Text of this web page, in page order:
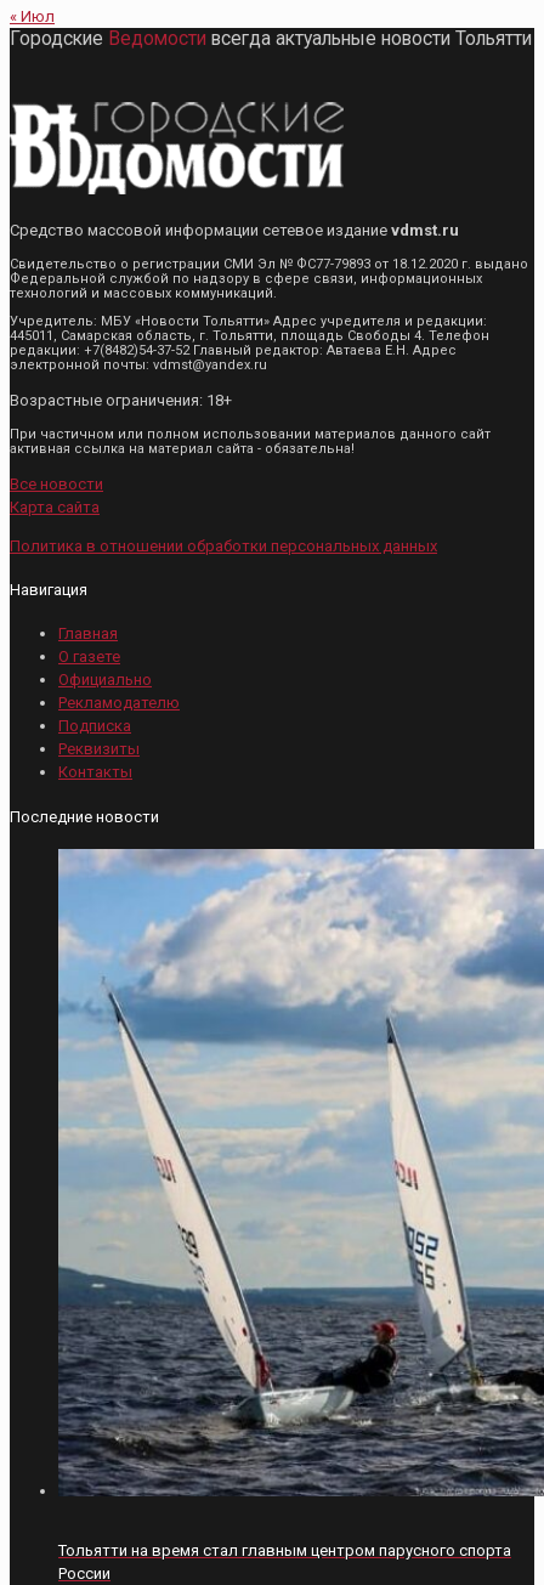
« Июл
Городские Ведомости всегда актуальные новости Тольятти
Средство массовой информации сетевое издание vdmst.ru
Свидетельство о регистрации СМИ Эл № ФС77-79893 от 18.12.2020 г. выдано
Федеральной службой по надзору в сфере связи, информационных
технологий и массовых коммуникаций.
Учредитель: МБУ «Новости Тольятти» Адрес учредителя и редакции:
445011, Самарская область, г. Тольятти, площадь Свободы 4. Телефон
редакции: +7(8482)54-37-52 Главный редактор: Автаева Е.Н. Адрес
электронной почты: vdmst@yandex.ru
Возрастные ограничения: 18+
При частичном или полном использовании материалов данного сайт
активная ссылка на материал сайта - обязательна!
Все новости
Карта сайта
Политика в отношении обработки персональных данных
Навигация
Главная
О газете
Официально
Рекламодателю
Подписка
Реквизиты
Контакты
Последние новости
Тольятти на время стал главным центром парусного спорта
России